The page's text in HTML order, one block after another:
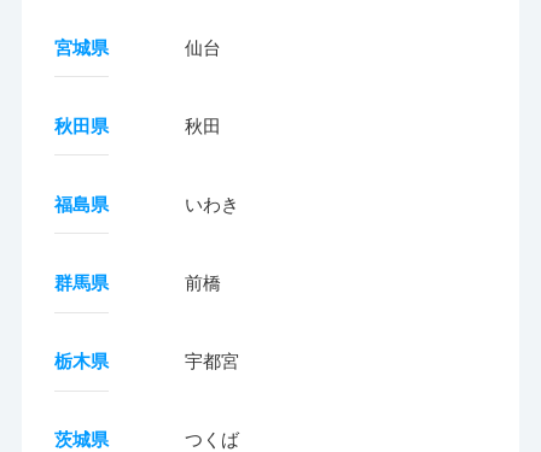
宮城県 仙台
秋田県 秋田
福島県 いわき
群馬県 前橋
栃木県 宇都宮
茨城県 つくば